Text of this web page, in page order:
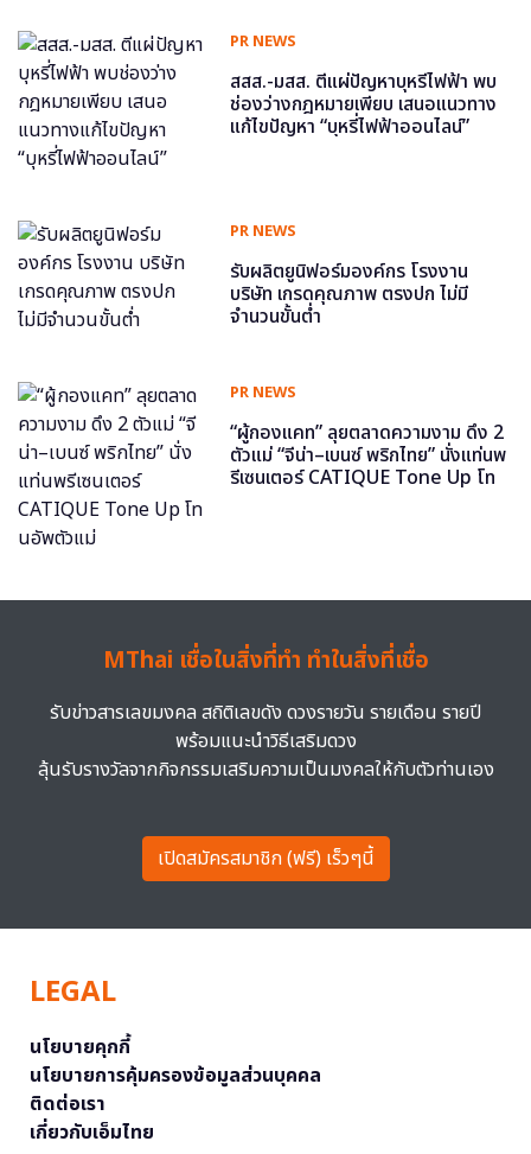
PR NEWS
สสส.-มสส. ตีแผ่ปัญหาบุหรี่ไฟฟ้า พบ
ช่องว่างกฎหมายเพียบ เสนอแนวทาง
แก้ไขปัญหา “บุหรี่ไฟฟ้าออนไลน์”
PR NEWS
รับผลิตยูนิฟอร์มองค์กร โรงงาน
บริษัท เกรดคุณภาพ ตรงปก ไม่มี
จำนวนขั้นต่ำ
PR NEWS
“ผู้กองแคท” ลุยตลาดความงาม ดึง 2
ตัวแม่ “จีน่า–เบนซ์ พริกไทย” นั่งแท่นพ
รีเซนเตอร์ CATIQUE Tone Up โท
MThai เชื่อในสิ่งที่ทำ ทำในสิ่งที่เชื่อ
รับข่าวสารเลขมงคล สถิติเลขดัง ดวงรายวัน รายเดือน รายปี
พร้อมแนะนำวิธีเสริมดวง
ลุ้นรับรางวัลจากกิจกรรมเสริมความเป็นมงคลให้กับตัวท่านเอง
เปิดสมัครสมาชิก (ฟรี) เร็วๆนี้
LEGAL
นโยบายคุกกี้
นโยบายการคุ้มครองข้อมูลส่วนบุคคล
ติดต่อเรา
เกี่ยวกับเอ็มไทย